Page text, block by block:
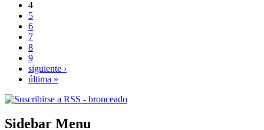
4
5
6
7
8
9
siguiente ›
última »
Sidebar Menu